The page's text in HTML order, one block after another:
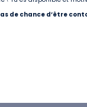
de chance d’être